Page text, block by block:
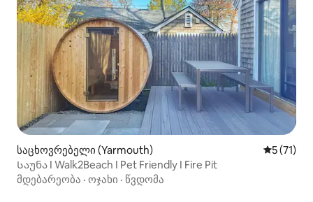
საცხოვრებელი (Yarmouth) საშუალო
5 (71)
Საუნა I Walk2Beach I Pet Friendly I Fire Pit
მდებარეობა · ოჯახი · წვდომა